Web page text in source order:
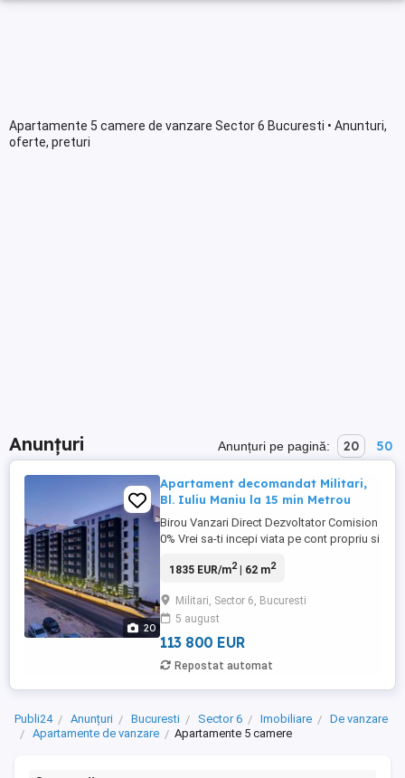
Apartamente 5 camere de vanzare Sector 6 Bucuresti • Anunturi,
oferte, preturi
Anunțuri Anunțuri pe pagină: 20 50
20
Apartament decomandat Militari,
Bl. Iuliu Maniu la 15 min Metrou
Birou Vanzari Direct Dezvoltator Comision
0% Vrei sa-ti incepi viata pe cont propriu si
ofere confortul, functionalitatea, dar si
locativa monocamerala este, adesea, cea
mai buna solutie pentru tinerii aflati ...
1835 EUR/m2| 62 m2
Militari, Sector 6, Bucuresti
5 august
113 800 EUR
Repostat automat
Publi24 Anunțuri Bucuresti Sector 6 Imobiliare
De vanzare
Apartamente de vanzare
Apartamente 5 camere